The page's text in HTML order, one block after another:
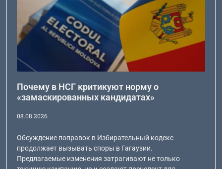
Почему в НСГ критикуют норму о
«замаскированных кандидатах»
08.08.2026
Обсуждение поправок в Избирательный кодекс
продолжает вызывать споры в Гагаузии.
Предлагаемые изменения затрагивают не только